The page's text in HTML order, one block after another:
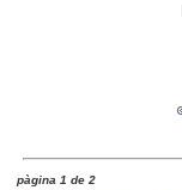
pàgina 1 de 2